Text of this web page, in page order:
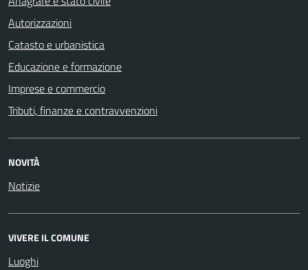
Autorizzazioni
Catasto e urbanistica
Educazione e formazione
Imprese e commercio
Tributi, finanze e contravvenzioni
NOVITÀ
Notizie
VIVERE IL COMUNE
Luoghi